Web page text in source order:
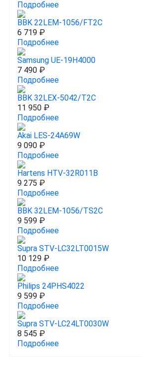
Подробнее
BBK 22LEM-1056/FT2C
6 719 ₽
Подробнее
Samsung UE-19H4000
7 490 ₽
Подробнее
BBK 32LEX-5042/T2C
11 950 ₽
Подробнее
Akai LES-24A69W
9 090 ₽
Подробнее
Hartens HTV-32R011B
9 275 ₽
Подробнее
BBK 32LEM-1056/TS2C
9 599 ₽
Подробнее
Supra STV-LC32LT0015W
10 129 ₽
Подробнее
Philips 24PHS4022
9 599 ₽
Подробнее
Supra STV-LC24LT0030W
8 545 ₽
Подробнее